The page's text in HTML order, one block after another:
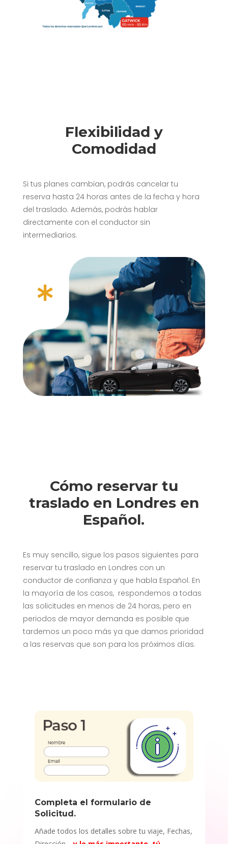
Flexibilidad y
Comodidad
Si tus planes cambian, podrás cancelar tu
reserva hasta 24 horas antes de la fecha y hora
del traslado. Además, podrás hablar
directamente con el conductor sin
intermediarios.

Cómo reservar tu
traslado en Londres en
Español.
Es muy sencillo, sigue los pasos siguientes para
reservar tu traslado en Londres con un
conductor de confianza y que habla Español. En
la mayoría de los casos, respondemos a todas
las solicitudes en menos de 24 horas, pero en
periodos de mayor demanda es posible que
tardemos un poco más ya que damos prioridad
a las reservas que son para los próximos días.
Completa el formulario de
Solicitud.
Añade todos los detalles sobre tu viaje, Fechas,